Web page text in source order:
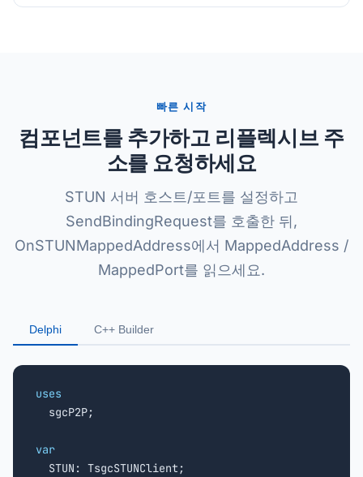
빠른 시작
컴포넌트를 추가하고 리플렉시브 주
소를 요청하세요
STUN 서버 호스트/포트를 설정하고
SendBindingRequest를 호출한 뒤,
OnSTUNMappedAddress에서 MappedAddress /
MappedPort를 읽으세요.
Delphi C++ Builder
uses
sgcP2P;
var